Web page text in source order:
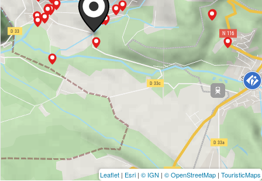
Leaflet | Esri | © IGN | © OpenStreetMap | TouristicMaps